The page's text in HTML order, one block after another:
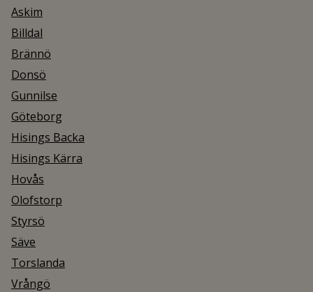
Askim
Billdal
Brännö
Donsö
Gunnilse
Göteborg
Hisings Backa
Hisings Kärra
Hovås
Olofstorp
Styrsö
Säve
Torslanda
Vrångö